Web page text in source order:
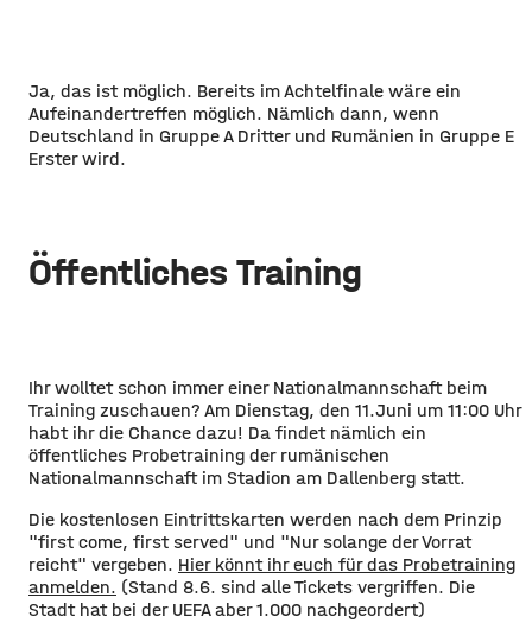
Ja, das ist möglich. Bereits im Achtelfinale wäre ein
Aufeinandertreffen möglich. Nämlich dann, wenn
Deutschland in Gruppe A Dritter und Rumänien in Gruppe E
Erster wird.
Öffentliches Training
Ihr wolltet schon immer einer Nationalmannschaft beim
Training zuschauen? Am Dienstag, den 11.Juni um 11:00 Uhr
habt ihr die Chance dazu! Da findet nämlich ein
öffentliches Probetraining der rumänischen
Nationalmannschaft im Stadion am Dallenberg statt.
Die kostenlosen Eintrittskarten werden nach dem Prinzip
"first come, first served" und "Nur solange der Vorrat
reicht" vergeben. Hier könnt ihr euch für das Probetraining
anmelden. (Stand 8.6. sind alle Tickets vergriffen. Die
Stadt hat bei der UEFA aber 1.000 nachgeordert)